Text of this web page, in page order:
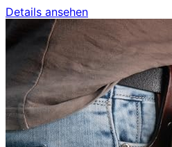
Details ansehen